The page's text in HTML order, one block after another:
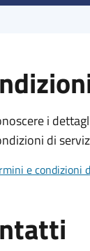
i
di
e condizioni